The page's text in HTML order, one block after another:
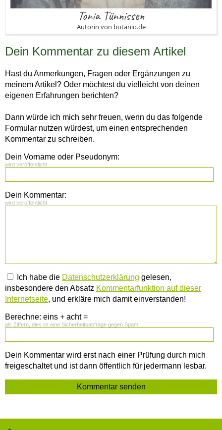
Tonia Tünnissen
Autorin von botanio.de
Dein Kommentar zu diesem Artikel
Hast du Anmerkungen, Fragen oder Ergänzungen zu
meinem Artikel? Oder möchtest du vielleicht von deinen
eigenen Erfahrungen berichten?
Dann würde ich mich sehr freuen, wenn du das folgende
Formular nutzen würdest, um einen entsprechenden
Kommentar zu schreiben.
Dein Vorname oder Pseudonym:
wird veröffentlicht
Dein Kommentar:
wird veröffentlicht
Ich habe die Datenschutzerklärung gelesen,
insbesondere den Absatz Kommentarfunktion auf dieser
Internetseite, und erkläre mich damit einverstanden!
Berechne: eins + acht =
als Ziffern, dies ist eine Sicherheitsabfrage gegen Spam
Dein Kommentar wird erst nach einer Prüfung durch mich
freigeschaltet und ist dann öffentlich für jedermann lesbar.